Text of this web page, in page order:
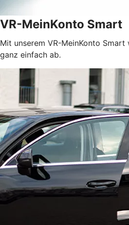
VR-MeinKonto Smart
Mit unserem VR-MeinKonto Smart
ganz einfach ab.